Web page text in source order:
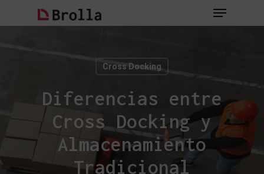
Menu
Cross Docking
Diferencias entre
Cross Docking y
Almacenamiento
Tradicional